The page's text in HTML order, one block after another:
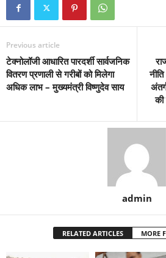
Previous article
टेक्नोलॉजी आधारित पारदर्शी सार्वजनिक
वितरण प्रणाली से गरीबों को मिलेगा
अधिक लाभ – मुख्यमंत्री विष्णुदेव साय
की
admin
RELATED ARTICLES MORE